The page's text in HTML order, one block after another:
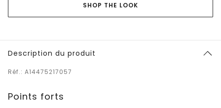
SHOP THE LOOK
Description du produit
Réf.: A14475217057
Points forts